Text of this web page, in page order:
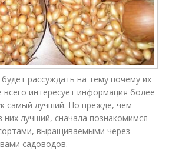
рассуждать на тему почему их
интересует информация более
самый лучший. Но прежде, чем
них лучший, сначала познакомимся
выращиваемыми через
садоводов.